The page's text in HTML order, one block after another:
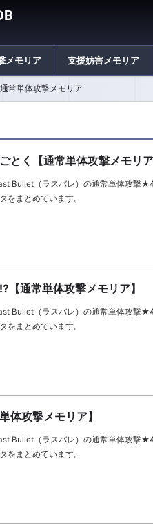
メモリア 支援妨害メモリア
通常単体攻撃メモリア
とく【通常単体攻撃メモリア
Bullet（ラスバレ）の通常単体攻撃
をまとめています。
【通常単体攻撃メモリア】
Bullet（ラスバレ）の通常単体攻撃
をまとめています。
体攻撃メモリア】
Bullet（ラスバレ）の通常単体攻撃
をまとめています。